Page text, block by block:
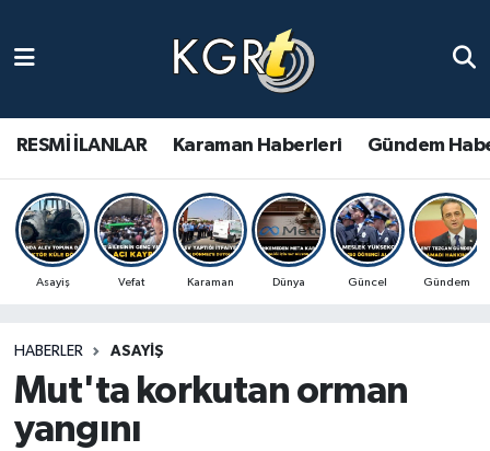
RESMİ İLANLAR Karaman Haberleri Gündem
Asayiş Vefat Karaman Dünya Güncel Gündem
HABERLER ASAYIŞ
Mut'ta korkutan orman
yangını
Gündem Haberleri
Güncel Haberler
Spor Haberleri
Ulusal Haberler
Vefat Edenler